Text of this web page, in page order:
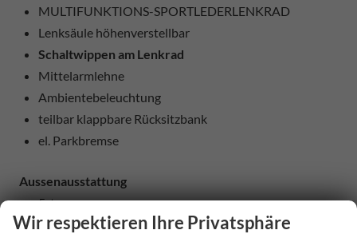
MULTIFUNKTIONS-SPORTLEDERLENKRAD
Lenksäule höhenverstellbar
Schaltwippen am Lenkrad
Mittelarmlehne
Ambientebeleuchtung
teilbar klappbare Rücksitzbank
el. Parkbremse
Aussenausstattung
5-trg.
el. Fensterheber vorne + hinten
Wir respektieren Ihre Privatsphäre